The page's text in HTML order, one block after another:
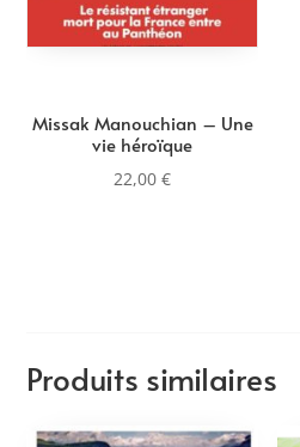
Missak Manouchian – Une
vie héroïque
22,00€
Produits similaires